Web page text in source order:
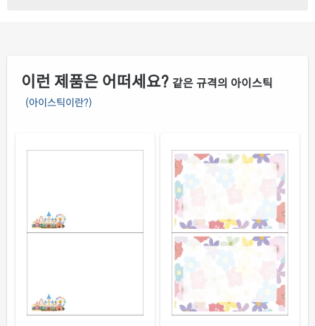
이런 제품은 어떠세요? 같은 규격의 아이스틱
(아이스틱이란?)